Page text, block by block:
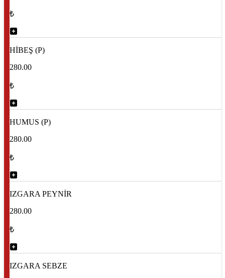
₺
HİBEŞ (P)
280.00
₺
HUMUS (P)
280.00
₺
IZGARA PEYNİR
280.00
₺
IZGARA SEBZE